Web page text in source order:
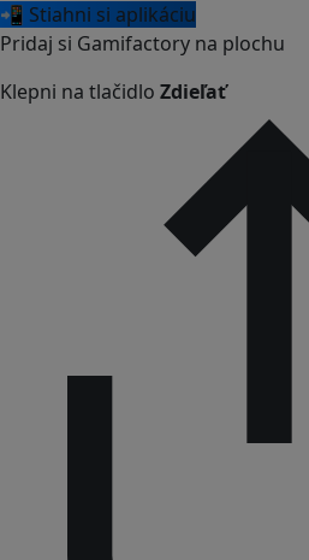
📲 Stiahni si aplikáciu
Pridaj si Gamifactory na plochu
Klepni na tlačidlo Zdieľať